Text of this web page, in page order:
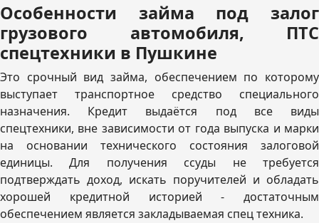
Особенности займа под залог
грузового автомобиля, ПТС
спецтехники в Пушкине
Это срочный вид займа, обеспечением по которому
выступает транспортное средство специального
назначения. Кредит выдаётся под все виды
спецтехники, вне зависимости от года выпуска и марки
на основании технического состояния залоговой
единицы. Для получения ссуды не требуется
подтверждать доход, искать поручителей и обладать
хорошей кредитной историей - достаточным
обеспечением является закладываемая спец техника.